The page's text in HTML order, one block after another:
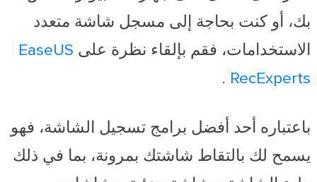
بك، أو كنت بحاجة إلى مسجل شاشة متعدد
الاستخدامات، فقم بإلقاء نظرة على EaseUS
RecExperts
.
باعتباره أحد أفضل برامج تسجيل الشاشة، فهو
يسمح لك بالتقاط شاشتك بمرونة، بما في ذلك